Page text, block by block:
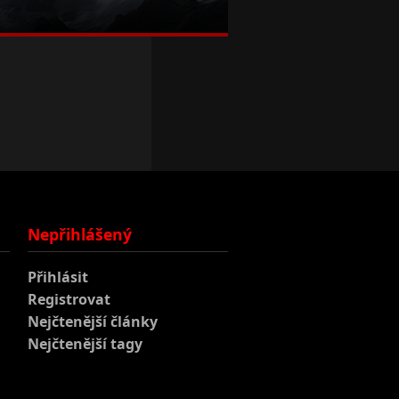
Nepřihlášený
Přihlásit
Registrovat
Nejčtenější články
Nejčtenější tagy